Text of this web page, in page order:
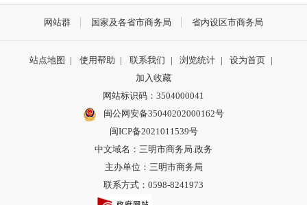
网站群 国家及各省市商务局 省内设区市商务局
站点地图 | 使用帮助 | 联系我们 | 浏览统计 | 设为首页 |
加入收藏
网站标识码：3504000041
闽公网安备35040202000162号
闽ICP备2021011539号
中文域名：三明市商务局.政务
主办单位：三明市商务局
联系方式：0598-8241973